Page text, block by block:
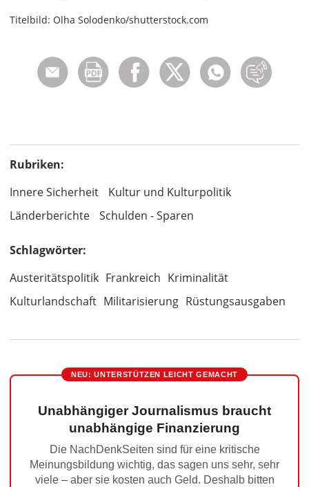
Titelbild: Olha Solodenko/shutterstock.com
Rubriken:
Innere Sicherheit
Kultur und Kulturpolitik
Länderberichte
Schulden - Sparen
Schlagwörter:
Austeritätspolitik Frankreich Kriminalität
Kulturlandschaft Militarisierung Rüstungsausgaben
NEU: UNTERSTÜTZEN LEICHT GEMACHT
Unabhängiger Journalismus braucht
unabhängige Finanzierung
Die NachDenkSeiten sind für eine kritische
Meinungsbildung wichtig, das sagen uns sehr, sehr
viele – aber sie kosten auch Geld. Deshalb bitten